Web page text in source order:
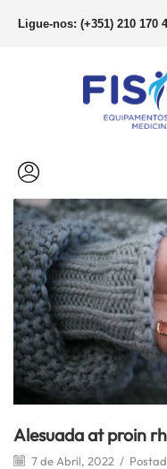
Ligue-nos: (+351) 210 170
Alesuada at proin
7 de Abril, 2022 /